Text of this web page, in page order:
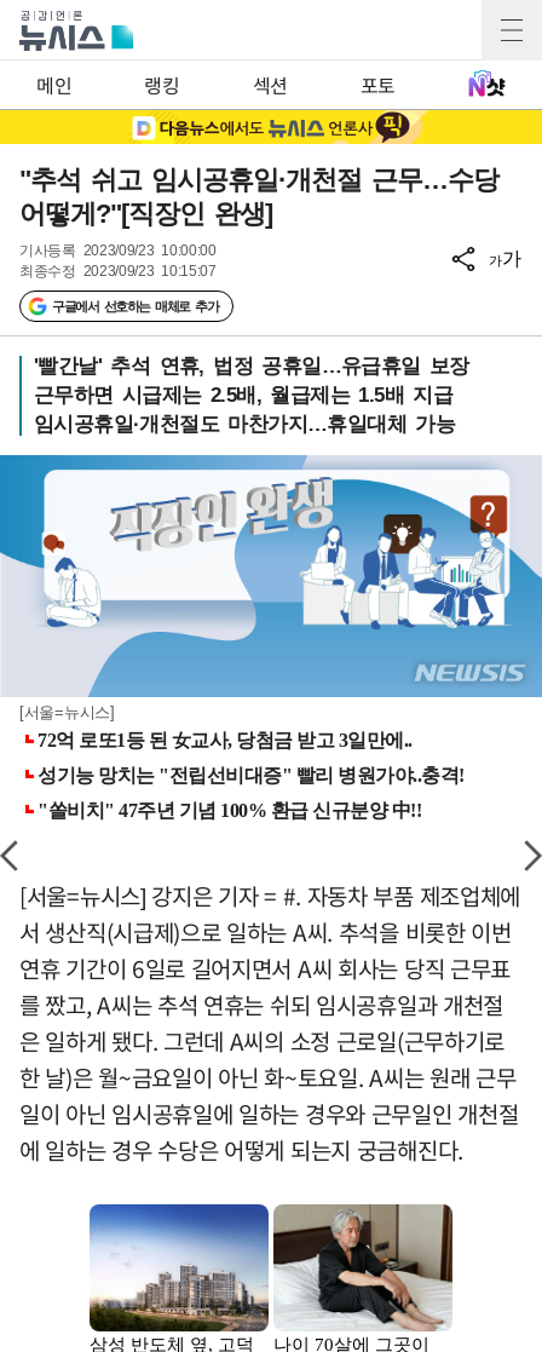
메인 랭킹 섹션 포토
"추석 쉬고 임시공휴일·개천절 근무…수당
어떻게?"[직장인 완생]
기사등록 2023/09/23 10:00:00
최종수정 2023/09/23 10:15:07
구글에서 선호하는 매체로 추가
가가
'빨간날' 추석 연휴, 법정 공휴일…유급휴일 보장
근무하면 시급제는 2.5배, 월급제는 1.5배 지급
임시공휴일·개천절도 마찬가지…휴일대체 가능
[서울=뉴시스]
[서울=뉴시스] 강지은 기자 = #. 자동차 부품 제조업체에
서 생산직(시급제)으로 일하는 A씨. 추석을 비롯한 이번
연휴 기간이 6일로 길어지면서 A씨 회사는 당직 근무표
를 짰고, A씨는 추석 연휴는 쉬되 임시공휴일과 개천절
은 일하게 됐다. 그런데 A씨의 소정 근로일(근무하기로
한 날)은 월~금요일이 아닌 화~토요일. A씨는 원래 근무
일이 아닌 임시공휴일에 일하는 경우와 근무일인 개천절
에 일하는 경우 수당은 어떻게 되는지 궁금해진다.